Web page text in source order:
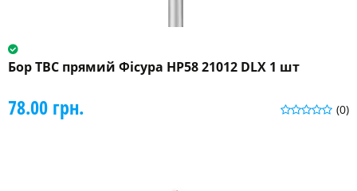
Бор ТВС прямий Фісура HP58 21012 DLX 1 шт
(0)
78.00 грн.